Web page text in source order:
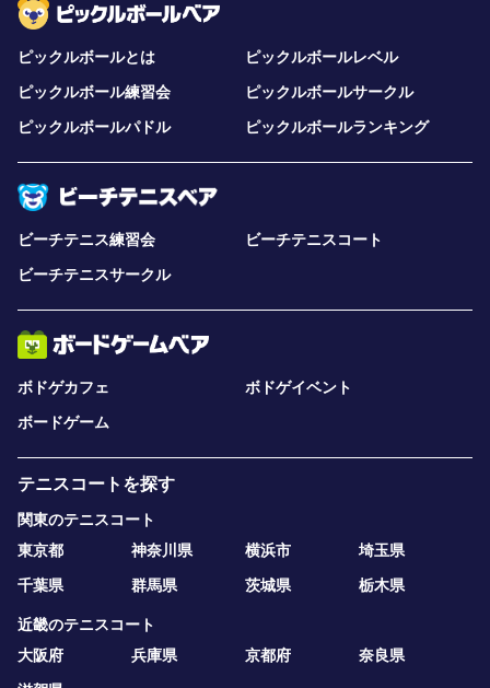
ピックルボールとは
ピックルボールレベル
ピックルボール練習会
ピックルボールサークル
ピックルボールパドル
ピックルボールランキング
ビーチテニス練習会
ビーチテニスコート
ビーチテニスサークル
ボドゲカフェ
ボドゲイベント
ボードゲーム
テニスコートを探す
関東のテニスコート
東京都
神奈川県 横浜市
埼玉県
千葉県
群馬県 茨城県 栃木県
近畿のテニスコート
大阪府
兵庫県 京都府
奈良県